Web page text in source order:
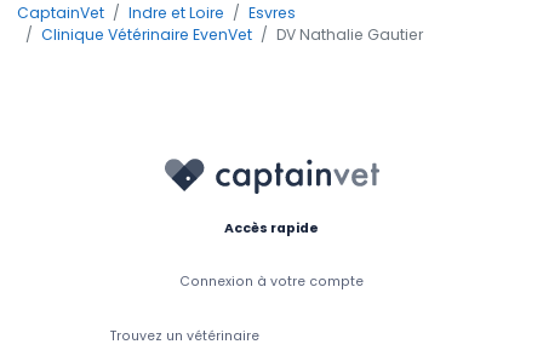
CaptainVet Indre et Loire
Esvres
Clinique Vétérinaire EvenVet
DV Nathalie Gautier
Accès rapide
Connexion à votre compte
Trouvez un vétérinaire